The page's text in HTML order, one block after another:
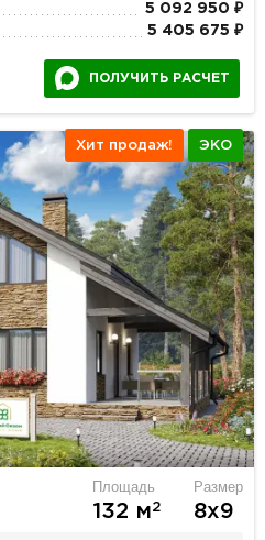
5 092 950 ₽
5 405 675 ₽
ПОЛУЧИТЬ РАСЧЕТ
Хит продаж! ЭКО
Площадь
132 м2
Размер
8х9